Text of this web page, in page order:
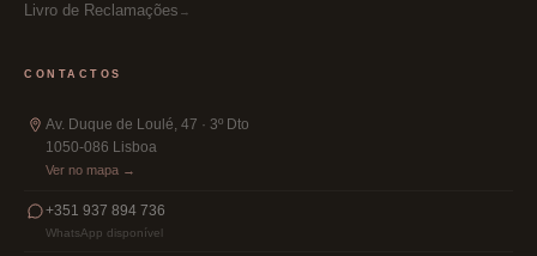
Livro de Reclamações
CONTACTOS
Av. Duque de Loulé, 47 · 3º Dto
1050-086 Lisboa
Ver no mapa →
+351 937 894 736
WhatsApp disponível